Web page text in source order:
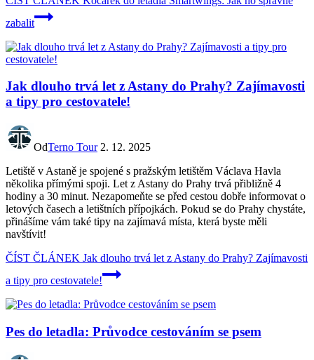
zabalit
Jak dlouho trvá let z Astany do Prahy? Zajímavosti
a tipy pro cestovatele!
OdTerno Tour 2. 12. 2025
Letiště v Astaně je spojené s pražským letištěm Václava Havla
několika přímými spoji. Let z Astany do Prahy trvá přibližně 4
hodiny a 30 minut. Nezapomeňte se před cestou dobře informovat o
letových časech a letištních přípojkách. Pokud se do Prahy chystáte,
přinášíme vám také tipy na zajímavá místa, která byste měli
navštívit!
ČÍST ČLÁNEK Jak dlouho trvá let z Astany do Prahy? Zajímavosti
a tipy pro cestovatele!
Pes do letadla: Průvodce cestováním se psem